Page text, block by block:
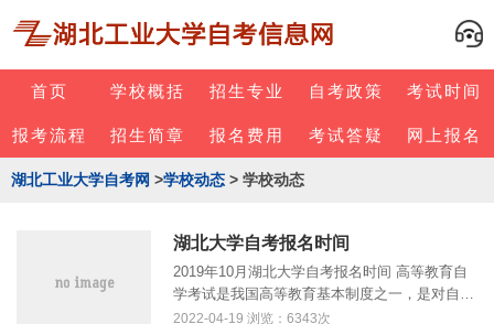
首页 学校概括 招生专业 自考政策 考试时间
报考流程 招生简章 报名费用 考试答疑 网上报名
湖北工业大学自考网 >学校动态 > 学校动态
湖北大学自考报名时间
2019年10月湖北大学自考报名时间 高等教育自
学考试是我国高等教育基本制度之一，是对自学
者进行以高等教育学历考试为主的国家考试，是
2022-04-19 浏览：6343次